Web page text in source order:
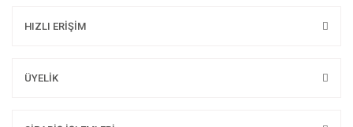
HIZLI ERİŞİM
ÜYELİK